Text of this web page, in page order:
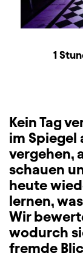
Beschreibung
Dauer und
1
Kein Tag
im Spiegel
vergehen,
schauen
heute
lernen,
Wir
wodurch
fremde